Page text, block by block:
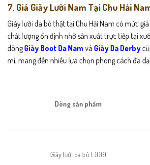
7. Giá Giày Lười Nam Tại Chu Hải
Giày lười da bò thật tại Chu Hải Nam có mức
chất lượng ổn định nhờ sản xuất trực tiếp tại
dòngGiày Boot Da Nam và Giày Da Derby
mỉ, mang đến nhiều lựa chọn phong cách đa
Dòng sản phẩm
Giày lười da bò L009